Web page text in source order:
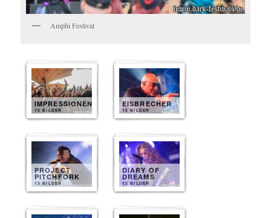
Amphi Festival
IMPRESSIONEN
15 BILDER
EISBRECHER
15 BILDER
PROJECT
PITCHFORK
13 BILDER
DIARY OF
DREAMS
12 BILDER